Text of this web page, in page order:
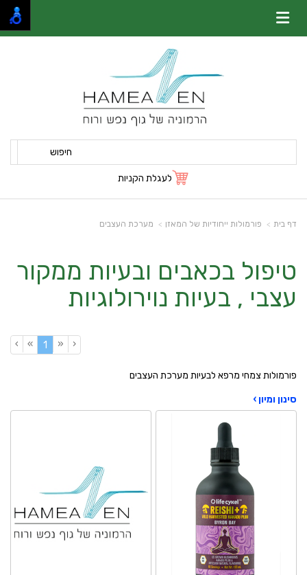
חיפוש
לעגלת הקניות
דף בית פורמולות ייחודיות של המאזן מערכת העצבים
טיפול בכאבים ובעיות ממקור
עצבי , בעיות נוירולוגיות
‹
«
1
(current)
»
›
פורמולות צמחי מרפא לבעיות מערכת העצבים
סינון ומיון ›